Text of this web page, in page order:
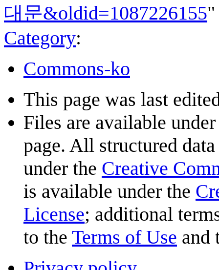
대문&oldid=1087226155"
Category:
Commons-ko
This page was last
Files are available
page. All structured
under the Creative
is available under the
License; additional
to the Terms of Use and